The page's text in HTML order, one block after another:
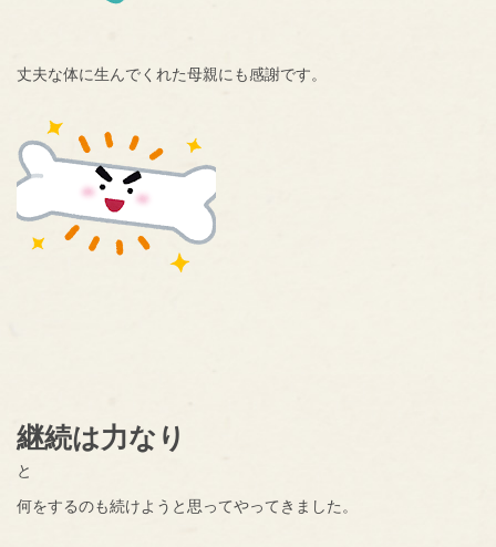
丈夫な体に生んでくれた母親にも感謝です。
継続は力なり
と
何をするのも続けようと思ってやってきました。